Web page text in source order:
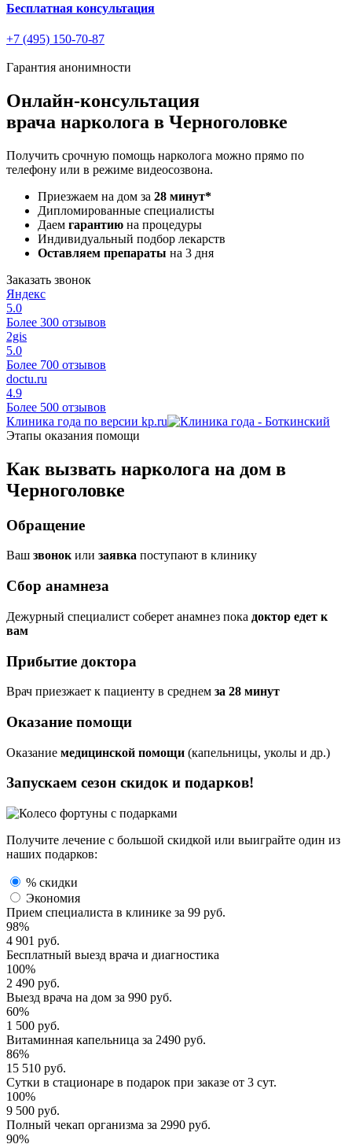
Бесплатная консультация
+7 (495) 150-70-87
Гарантия анонимности
Онлайн-консультация
врача нарколога в Черноголовке
Получить срочную помощь нарколога можно прямо по
телефону или в режиме видеосозвона.
Приезжаем на дом за 28 минут*
Дипломированные специалисты
Даем гарантию на процедуры
Индивидуальный подбор лекарств
Оставляем препараты на 3 дня
Заказать звонок
Яндекс
5.0
Более 300 отзывов
2gis
5.0
Более 700 отзывов
doctu.ru
4.9
Более 500 отзывов
Клиника года по версии kp.ru
Этапы оказания помощи
Как вызвать нарколога на дом в
Черноголовке
Обращение
Ваш звонокили заявка поступают в клинику
Сбор анамнеза
Дежурный специалист соберет анамнез пока доктор едет к
вам
Прибытие доктора
Врач приезжает к пациенту в среднем за 28 минут
Оказание помощи
Оказание медицинской помощи (капельницы, уколы и др.)
Запускаем сезон скидок и подарков!
Получите лечение с большой скидкой или выиграйте один из
наших подарков:
% скидки
Экономия
Прием специалиста в клинике за 99 руб.
98%
4 901 руб.
Бесплатный выезд врача и диагностика
100%
2 490 руб.
Выезд врача на дом за 990 руб.
60%
1 500 руб.
Витаминная капельница за 2490 руб.
86%
15 510 руб.
Сутки в стационаре в подарок при заказе от 3 сут.
100%
9 500 руб.
Полный чекап организма за 2990 руб.
90%